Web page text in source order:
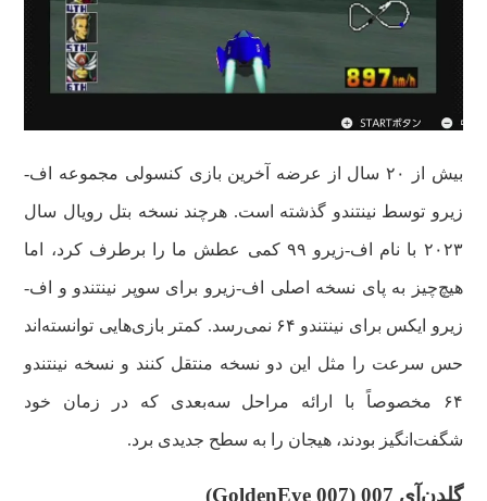
بیش از ۲۰ سال از عرضه آخرین بازی کنسولی مجموعه اف-
زیرو توسط نینتندو گذشته است. هرچند نسخه بتل رویال سال
۲۰۲۳ با نام اف-زیرو ۹۹ کمی عطش ما را برطرف کرد، اما
هیچ‌چیز به پای نسخه اصلی اف-زیرو برای سوپر نینتندو و اف-
زیرو ایکس برای نینتندو ۶۴ نمی‌رسد. کمتر بازی‌هایی توانسته‌اند
حس سرعت را مثل این دو نسخه منتقل کنند و نسخه نینتندو
۶۴ مخصوصاً با ارائه مراحل سه‌بعدی که در زمان خود
شگفت‌انگیز بودند، هیجان را به سطح جدیدی برد.
گلدن‌آی 007 (GoldenEye 007)